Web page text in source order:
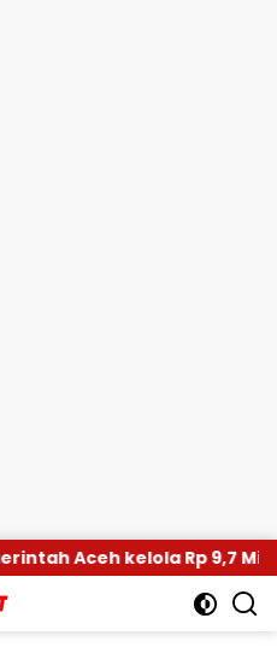
kelola Rp 9,7 Miliar